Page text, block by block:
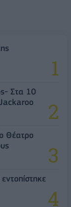
Στα 10
Θέατρο